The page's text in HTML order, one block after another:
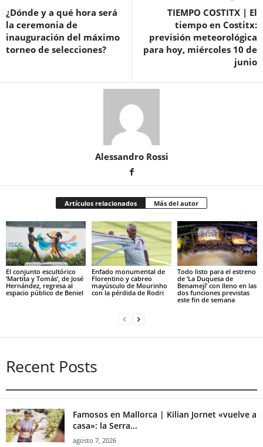
¿Dónde y a qué hora será
la ceremonia de
inauguración del máximo
torneo de selecciones?
TIEMPO COSTITX | El
tiempo en Costitx:
previsión meteorológica
para hoy, miércoles 10 de
junio
Alessandro Rossi
Artículos relacionados Más del autor
El conjunto escultórico
‘Martita y Tomás’, de José
Hernández, regresa al
espacio público de Beniel
Enfado monumental de
Florentino y cabreo
mayúsculo de Mourinho
con la pérdida de Rodri
Todo listo para el estreno
de ‘La Duquesa de
Benamejí’ con lleno en las
dos funciones previstas
este fin de semana
Recent Posts
Famosos en Mallorca | Kilian Jornet «vuelve a
casa»: la Serra...
agosto 7, 2026